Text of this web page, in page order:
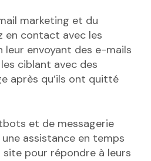
marketing et du
en contact avec les
envoyant des e-mails
ciblant avec des
après qu’ils ont quitté
et de messagerie
assistance en temps
site pour répondre à leurs